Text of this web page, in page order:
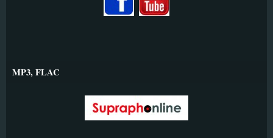
MP3, FLAC